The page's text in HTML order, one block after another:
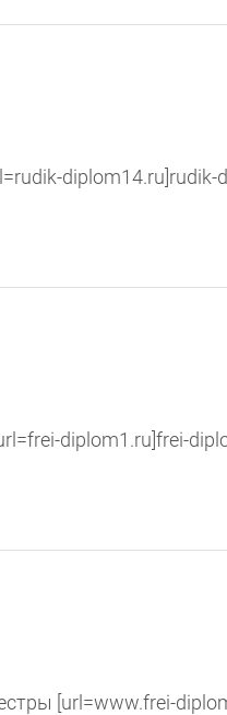
diplom14.ru]rudik-
diplom1.ru]frei-
[url=www.frei-